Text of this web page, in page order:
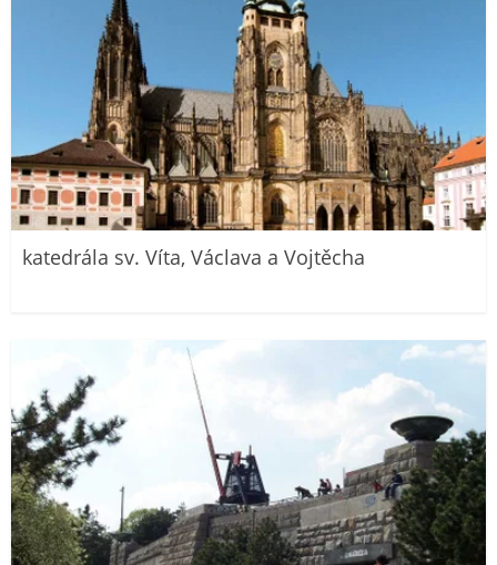
katedrála sv. Víta, Václava a Vojtěcha